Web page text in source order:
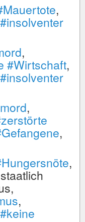
,
#insolventer
,
#Wirtschaft,
#insolventer
,
,
,
,
#keine